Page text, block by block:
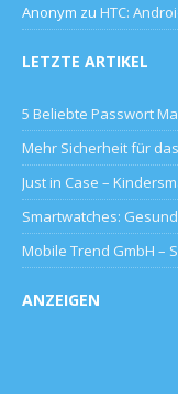
Anonym zu HTC:
LETZTE ARTIKEL
5 Beliebte Passwort
Mehr Sicherheit für
Just in Case –
Smartwatches:
Mobile Trend GmbH –
ANZEIGEN